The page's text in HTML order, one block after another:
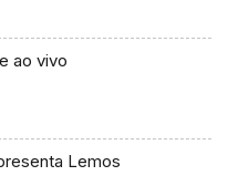
ao vivo
Lemos